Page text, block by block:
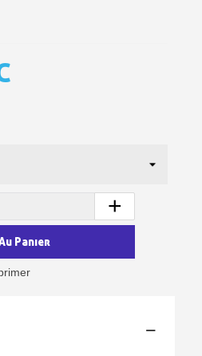
: 5€ de réduction
24 h en France Métropolitaine
métropolitaine pour 250€ d'achats
en moins d'1 minute
+
Panier